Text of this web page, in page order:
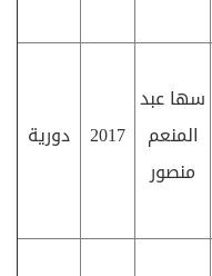
سها عبد
المنعم
منصور
2017 دورية